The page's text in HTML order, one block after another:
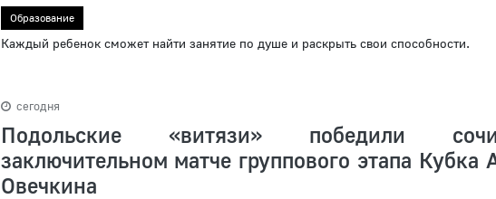
Образование
Каждый ребенок сможет найти занятие по душе и раскрыть свои способности.
сегодня
Подольские «витязи» победили
заключительном матче группового этапа Кубка
Овечкина